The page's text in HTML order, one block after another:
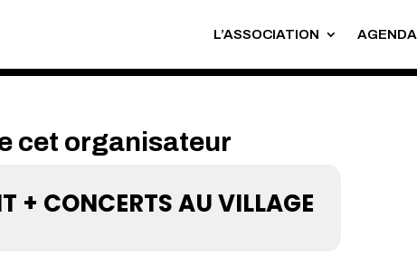
L’ASSOCIATION AGENDA
cet organisateur
+ CONCERTS AU VILLAGE